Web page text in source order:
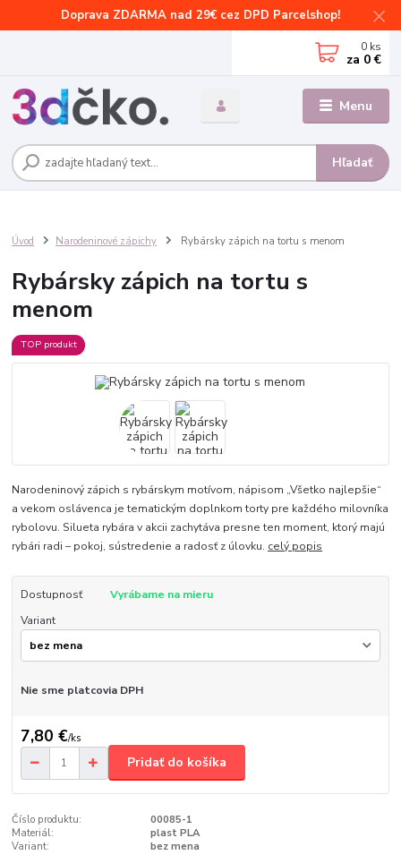
Doprava ZDARMA nad 29€ cez DPD Parcelshop!
Menu
Hľadať
0 ks
za 0 €
Úvod Narodeninové zápichy Rybársky zápich na tortu s menom
Rybársky zápich na tortu s
menom
TOP produkt
Narodeninový zápich s rybárskym motívom, nápisom „Všetko najlepšie“
a vekom oslávenca je tematickým doplnkom torty pre každého milovníka
rybolovu. Silueta rybára v akcii zachytáva presne ten moment, ktorý majú
rybári radi – pokoj, sústredenie a radosť z úlovku. celý popis
Dostupnosť
Vyrábame na mieru
Variant
Nie sme platcovia DPH
7,80 €/ks
Pridať do košíka
Číslo produktu:
00085-1
Materiál:
plast PLA
Variant:
bez mena